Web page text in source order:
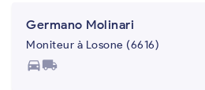
Germano Molinari
Moniteur à Losone (6616)
directions_carlocal_shipping